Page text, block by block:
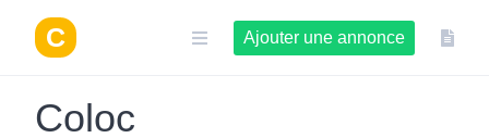
contenu
Ajouter une annonce
Coloc